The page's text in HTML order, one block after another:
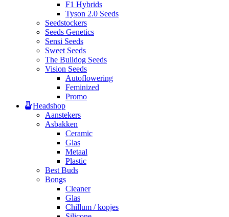
F1 Hybrids
Tyson 2.0 Seeds
Seedstockers
Seeds Genetics
Sensi Seeds
Sweet Seeds
The Bulldog Seeds
Vision Seeds
Autoflowering
Feminized
Promo
Headshop
Aanstekers
Asbakken
Ceramic
Glas
Metaal
Plastic
Best Buds
Bongs
Cleaner
Glas
Chillum / kopjes